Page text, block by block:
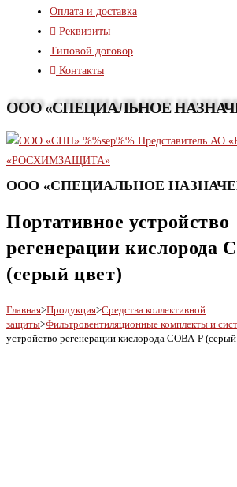
Оплата и доставка
Реквизиты
Типовой договор
Контакты
ООО «СПЕЦИАЛЬНОЕ
ООО «СПЕЦИАЛЬНОЕ
Портативное устройство
регенерации кислорода
(серый цвет)
Главная>Продукция>Средства коллективной
защиты>Фильтровентиляционные комплекты и
устройство регенерации кислорода СОВА-Р (серый